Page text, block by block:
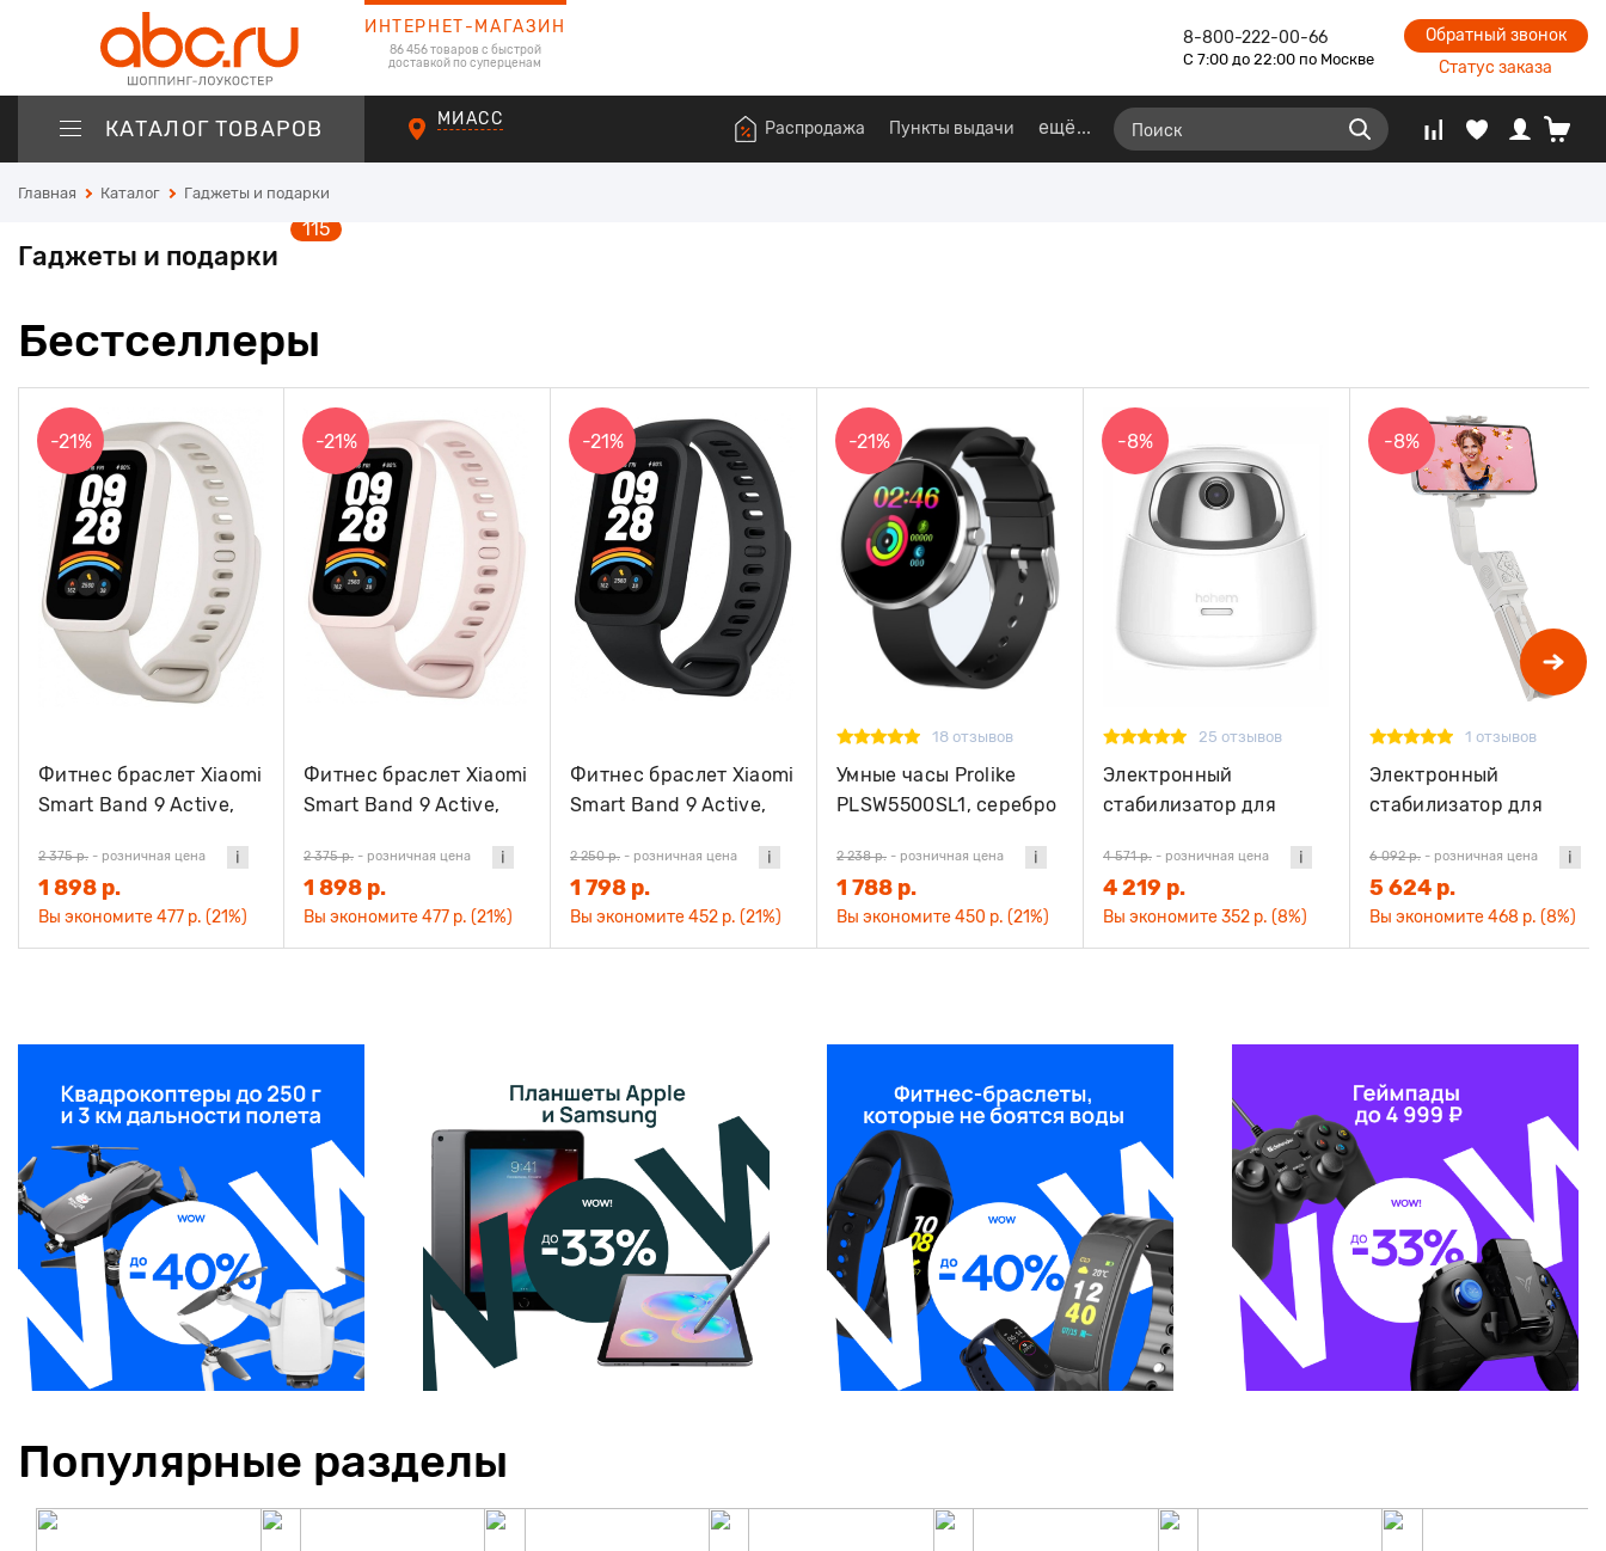
ИНТЕРНЕТ-МАГАЗИН
86 456 товаров с быстрой
доставкой по суперценам
8-800-222-00-66
С 7:00 до 22:00 по Москве
Обратный звонок
Статус заказа
КАТАЛОГ ТОВАРОВ МИАСС Распродажа Пункты выдачи ещё
Главная Каталог Гаджеты и подарки
Гаджеты и подарки
115
Бестселлеры
-21%
Фитнес браслет Xiaomi
Smart Band 9 Active,
2 375 р. - розничная цена
1 898 р.
Вы экономите 477 р. (21%)
-21%
Фитнес браслет Xiaomi
Smart Band 9 Active,
2 375 р. - розничная цена
1 898 р.
Вы экономите 477 р. (21%)
-21%
Фитнес браслет Xiaomi
Smart Band 9 Active,
2 250 р. - розничная цена
1 798 р.
Вы экономите 452 р. (21%)
-21%
18 отзывов
Умные часы Prolike
PLSW5500SL1, серебро
2 238 р. - розничная цена
1 788 р.
Вы экономите 450 р. (21%)
-8%
25 отзывов
Электронный
стабилизатор для
белый
4 571 р. - розничная цена
4 219 р.
Вы экономите 352 р. (8%)
-8%
1 отзывов
Электронный
стабилизатор для
iSteady Q белый
6 092 р. - розничная цена
5 624 р.
Вы экономите 468 р. (8%)
Популярные разделы